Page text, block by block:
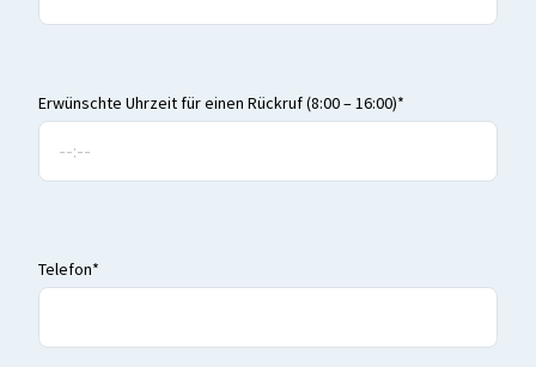
Erwünschte Uhrzeit für einen Rückruf (8:00 – 16:00)*
Telefon*